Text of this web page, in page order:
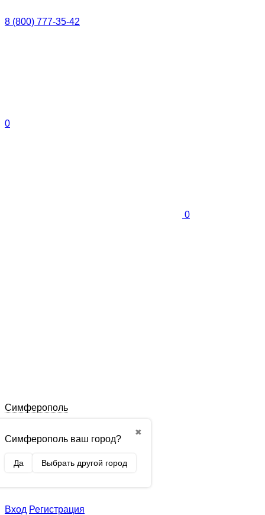
8 (800) 777-35-42
0
0
Симферополь
✖
Симферополь ваш город?
Да Выбрать другой город
Вход Регистрация